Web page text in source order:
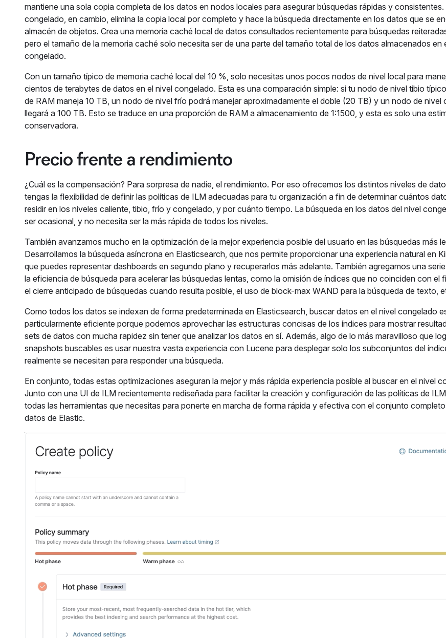
mantiene una sola copia completa de los datos en nodos locales para asegurar búsquedas rápidas y consistentes.
congelado, en cambio, elimina la copia local por completo y hace la búsqueda directamente en los datos que se
almacén de objetos. Crea una memoria caché local de datos consultados recientemente para búsquedas
pero el tamaño de la memoria caché solo necesita ser de una parte del tamaño total de los datos almacenados en
congelado.
Con un tamaño típico de memoria caché local del 10 %, solo necesitas unos pocos nodos de nivel local para
cientos de terabytes de datos en el nivel congelado. Esta es una comparación simple: si tu nodo de nivel tibio
de RAM maneja 10 TB, un nodo de nivel frío podrá manejar aproximadamente el doble (20 TB) y un nodo de nivel
llegará a 100 TB. Esto se traduce en una proporción de RAM a almacenamiento de 1:1500, y esta es solo una
conservadora.
Precio frente a rendimiento
¿Cuál es la compensación? Para sorpresa de nadie, el rendimiento. Por eso ofrecemos los distintos niveles de
tengas la flexibilidad de definir las políticas de ILM adecuadas para tu organización a fin de determinar cuántos
residir en los niveles caliente, tibio, frío y congelado, y por cuánto tiempo. La búsqueda en los datos del nivel
ser ocasional, y no necesita ser la más rápida de todos los niveles.
También avanzamos mucho en la optimización de la mejor experiencia posible del usuario en las búsquedas más
Desarrollamos la búsqueda asíncrona en Elasticsearch, que nos permite proporcionar una experiencia natural en
que puedes representar dashboards en segundo plano y recuperarlos más adelante. También agregamos una
la eficiencia de búsqueda para acelerar las búsquedas lentas, como la omisión de índices que no coinciden con el
el cierre anticipado de búsquedas cuando resulta posible, el uso de block-max WAND para la búsqueda de texto,
Como todos los datos se indexan de forma predeterminada en Elasticsearch, buscar datos en el nivel congelado
particularmente eficiente porque podemos aprovechar las estructuras concisas de los índices para mostrar
sets de datos con mucha rapidez sin tener que analizar los datos en sí. Además, algo de lo más maravilloso que
snapshots buscables es usar nuestra vasta experiencia con Lucene para desplegar solo los subconjuntos del
realmente se necesitan para responder una búsqueda.
En conjunto, todas estas optimizaciones aseguran la mejor y más rápida experiencia posible al buscar en el nivel
Junto con una UI de ILM recientemente rediseñada para facilitar la creación y configuración de las políticas de
todas las herramientas que necesitas para ponerte en marcha de forma rápida y efectiva con el conjunto
datos de Elastic.